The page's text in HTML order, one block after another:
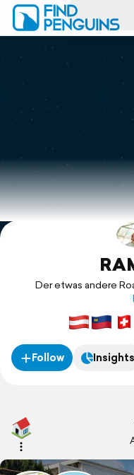
Print a book
Flyover video
Explore
Der etwas andere
Follow Insights